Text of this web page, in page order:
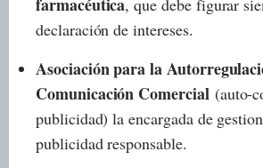
, que debe figurar
declaración de intereses.
Asociación para la
Comunicación Comercial(auto-
publicidad) la encargada de
publicidad responsable.